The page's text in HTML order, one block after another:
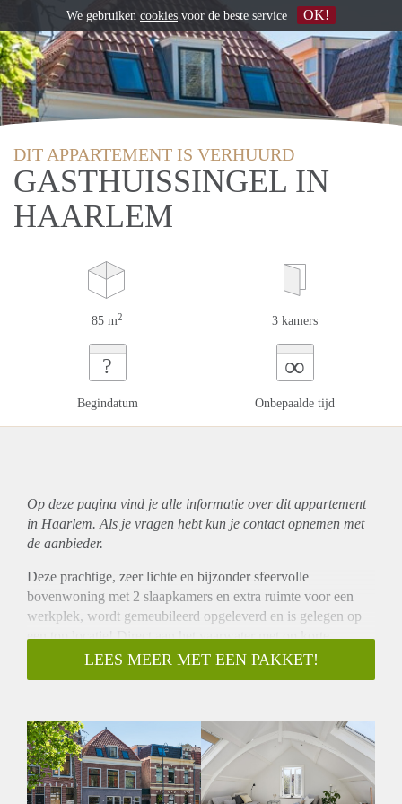
DIT APPARTEMENT IS VERHUURD
GASTHUISSINGEL IN
HAARLEM
85 m2 3 kamers
?
Begindatum
∞
Onbepaalde tijd
Op deze pagina vind je alle informatie over ditappartement
in Haarlem. Als je vragen hebt kun je contact opnemen met
de aanbieder.
Deze prachtige, zeer lichte en bijzonder sfeervolle
bovenwoning met 2 slaapkamers en extra ruimte voor een
werkplek, wordt gemeubileerd opgeleverd en is gelegen op
een top locatie! Direct aan het vaarwater met op korte
loopafstand het bruisende centrum van Haarlem met vele
winkels, restaurants en cafés. Ook op loopafstand bevinden
Indeling;
Begane grond: Gemeenschappelijke entree en trap naar:
Tweede verdieping: Zeer ruime hal met dakraam waar zich
een grote opberg/kledingkast bevindt en welke ruim genoeg
LEES MEER MET EEN PAKKET!
We gebruiken cookies voor de beste service OK!